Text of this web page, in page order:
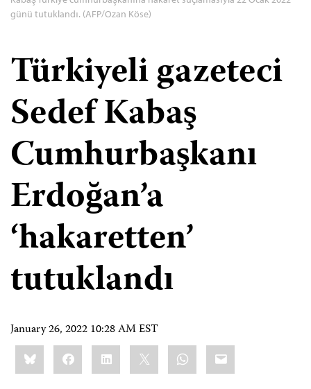
günü tutuklandı. (AFP/Ozan Köse)
Türkiyeli gazeteci
Sedef Kabaş
Cumhurbaşkanı
Erdoğan’a
‘hakaretten’
tutuklandı
January 26, 2022 10:28 AM EST
Share
this:BlueskyFacebookLinkedIn WhatsApp
Email